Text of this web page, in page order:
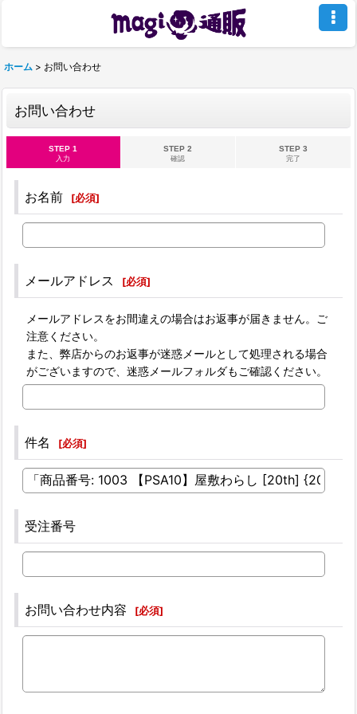
ホーム > お問い合わせ
お問い合わせ
STEP 1
入力
STEP 2
確認
STEP 3
完了
お名前 [必須]
メールアドレス [必須]
メールアドレスをお間違えの場合はお返事が届きません。ご
注意ください。
また、弊店からのお返事が迷惑メールとして処理される場合
がございますので、迷惑メールフォルダもご確認ください。
件名 [必須]
受注番号
お問い合わせ内容 [必須]